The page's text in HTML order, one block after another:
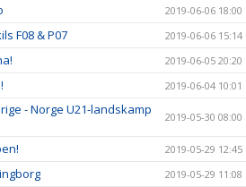
2019-06-06 18:00
F08 & P07 2019-06-06 15:14
2019-06-05 20:20
2019-06-04 10:01
- Norge U21-landskamp
2019-05-30 08:00
2019-05-29 12:45
2019-05-29 11:08